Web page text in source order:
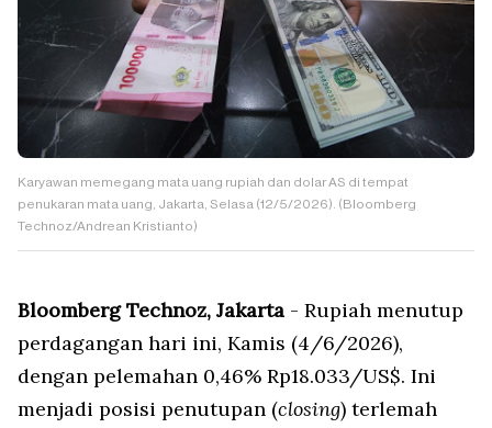
Karyawan memegang mata uang rupiah dan dolar AS di tempat
penukaran mata uang, Jakarta, Selasa (12/5/2026). (Bloomberg
Technoz/Andrean Kristianto)
Bloomberg Technoz, Jakarta - Rupiah menutup
perdagangan hari ini, Kamis (4/6/2026),
dengan pelemahan 0,46% Rp18.033/US$. Ini
menjadi posisi penutupan (closing) terlemah